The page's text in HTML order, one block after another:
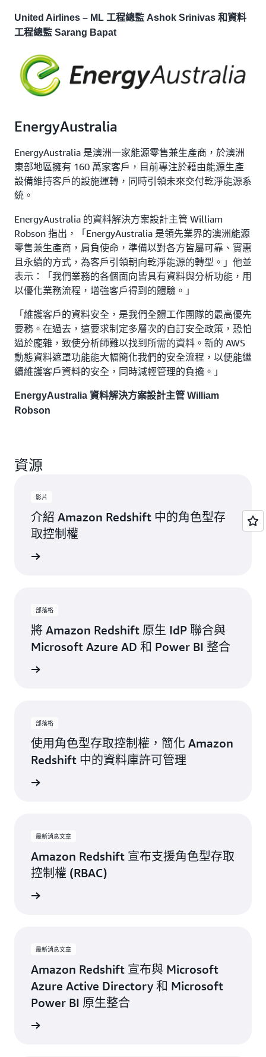
United Airlines – ML 工程總監 Ashok Srinivas 和資料
工程總監 Sarang Bapat
EnergyAustralia
EnergyAustralia 是澳洲一家能源零售兼生產商，於澳洲
東部地區擁有 160 萬家客戶，目前專注於藉由能源生產
設備維持客戶的設施運轉，同時引領未來交付乾淨能源系
統。
EnergyAustralia 的資料解決方案設計主管 William
Robson 指出，「EnergyAustralia 是領先業界的澳洲能源
零售兼生產商，肩負使命，準備以對各方皆屬可靠、實惠
且永續的方式，為客戶引領朝向乾淨能源的轉型。」他並
表示：「我們業務的各個面向皆具有資料與分析功能，用
以優化業務流程，增強客戶得到的體驗。」
「維護客戶的資料安全，是我們全體工作團隊的最高優先
要務。在過去，這要求制定多層次的自訂安全政策，恐怕
過於龐雜，致使分析師難以找到所需的資料。新的 AWS
動態資料遮罩功能能大幅簡化我們的安全流程，以便能繼
續維護客戶資料的安全，同時減輕管理的負擔。」
EnergyAustralia 資料解決方案設計主管 William
Robson
資源
影片
介紹 Amazon Redshift 中的角色型存
取控制權
部落格
將 Amazon Redshift 原生 IdP 聯合與
Microsoft Azure AD 和 Power BI 整合
部落格
使用角色型存取控制權，簡化 Amazon
Redshift 中的資料庫許可管理
最新消息文章
Amazon Redshift 宣布支援角色型存取
控制權 (RBAC)
最新消息文章
Amazon Redshift 宣布與 Microsoft
Azure Active Directory 和 Microsoft
Power BI 原生整合